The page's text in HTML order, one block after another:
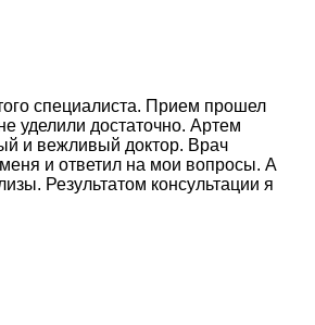
специалиста. Прием прошел
уделили достаточно. Артем
и вежливый доктор. Врач
и ответил на мои вопросы. А
Результатом консультации я